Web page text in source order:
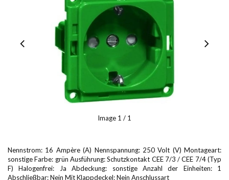
Image 1 / 1
Nennstrom: 16 Ampère (A) Nennspannung: 250 Volt (V) Montageart:
sonstige Farbe: grün Ausführung: Schutzkontakt CEE 7/3 / CEE 7/4 (Typ
F) Halogenfrei: Ja Abdeckung: sonstige Anzahl der Einheiten: 1
Abschließbar: Nein Mit Klappdeckel: Nein Anschlussart